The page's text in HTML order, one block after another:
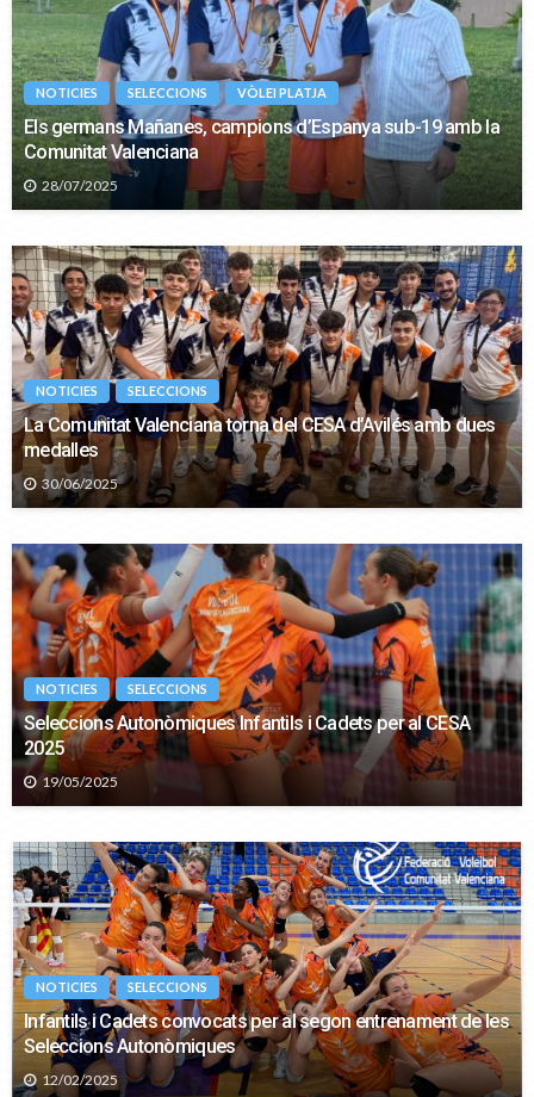
NOTICIES SELECCIONS VÒLEI PLATJA
Els germans Mañanes, campions d’Espanya sub-19 amb la
Comunitat Valenciana
28/07/2025
NOTICIES SELECCIONS
La Comunitat Valenciana torna del CESA d’Avilés amb dues
medalles
30/06/2025
NOTICIES SELECCIONS
Seleccions Autonòmiques Infantils i Cadets per al CESA
2025
19/05/2025
NOTICIES SELECCIONS
Infantils i Cadets convocats per al segon entrenament de les
Seleccions Autonòmiques
12/02/2025